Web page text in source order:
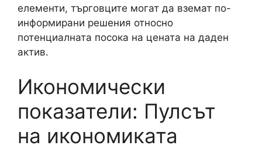
елементи, търговците могат да вземат по-
информирани решения относно
потенциалната посока на цената на даден
актив.
Икономически
показатели: Пулсът
на икономиката